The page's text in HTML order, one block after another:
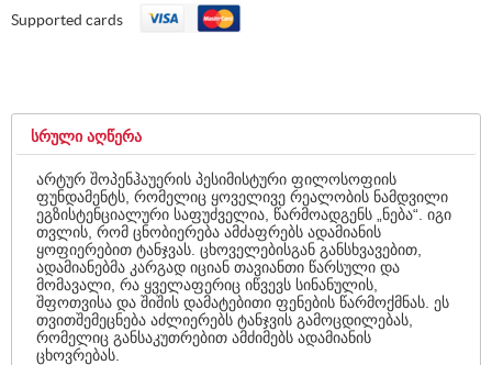
Supported cards
ᲡᲠᲣᲚᲘ ᲐᲦᲬᲔᲠᲐ
არტურ შოპენჰაუერის პესიმისტური ფილოსოფიის
ფუნდამენტს, რომელიც ყოველივე რეალობის ნამდვილი
ეგზისტენციალური საფუძველია, წარმოადგენს „ნება“. იგი
თვლის, რომ ცნობიერება ამძაფრებს ადამიანის
ყოფიერებით ტანჯვას. ცხოველებისგან განსხვავებით,
ადამიანებმა კარგად იციან თავიანთი წარსული და
მომავალი, რა ყველაფერიც იწვევს სინანულის,
შფოთვისა და შიშის დამატებითი ფენების წარმოქმნას. ეს
თვითშემეცნება აძლიერებს ტანჯვის გამოცდილებას,
რომელიც განსაკუთრებით ამძიმებს ადამიანის
ცხოვრებას.